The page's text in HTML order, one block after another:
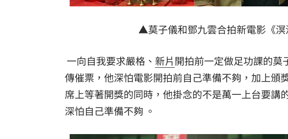
▲莫子儀和鄧九雲合拍新電影《溟
一向自我要求嚴格、 新片開拍前一定做足功課的莫
傳催票，他深怕電影開拍前自己準備不夠，加上頒
席上等著開獎的同時，他掛念的不是萬一上台要講
深怕自己準備不夠 。